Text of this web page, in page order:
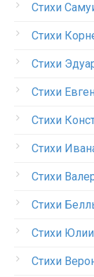
Стихи
Стихи
Стихи
Стихи
Стихи
Стихи
Стихи
Стихи
Стихи
Стихи